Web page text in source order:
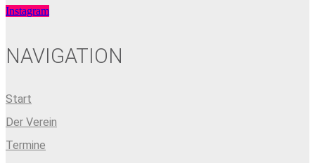
Instagram
NAVIGATION
Start
Der Verein
Termine